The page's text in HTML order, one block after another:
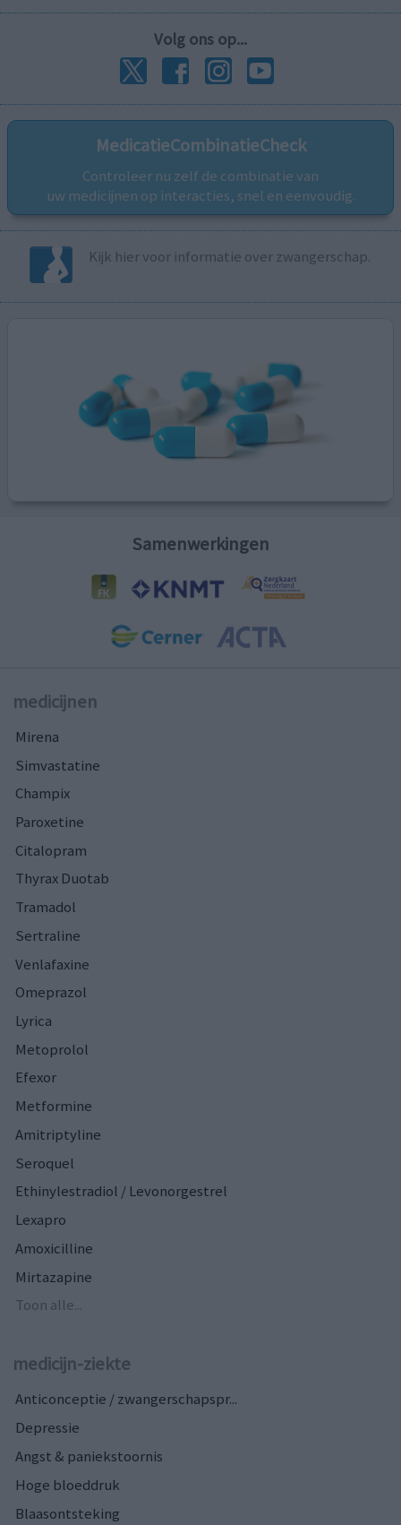
Volg ons op...
MedicatieCombinatieCheck
Controleer nu zelf de combinatie van
uw medicijnen op interacties, snel en eenvoudig.
Kijk hier voor informatie over zwangerschap.
Samenwerkingen
medicijnen
Mirena
Simvastatine
Champix
Paroxetine
Citalopram
Thyrax Duotab
Tramadol
Sertraline
Venlafaxine
Omeprazol
Lyrica
Metoprolol
Efexor
Metformine
Amitriptyline
Seroquel
Ethinylestradiol / Levonorgestrel
Lexapro
Amoxicilline
Mirtazapine
Toon alle...
medicijn-ziekte
Anticonceptie / zwangerschapspr...
Depressie
Angst & paniekstoornis
Hoge bloeddruk
Blaasontsteking